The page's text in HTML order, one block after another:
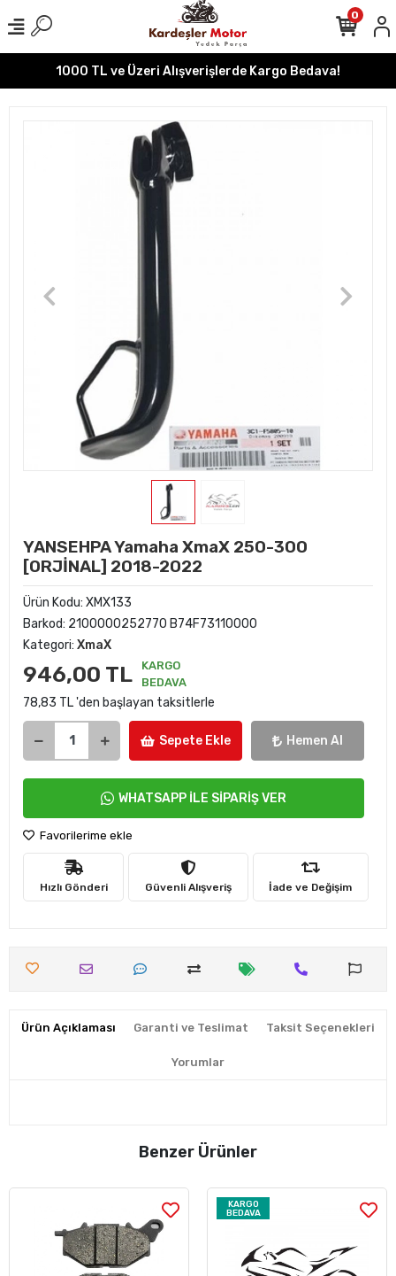
1000 TL ve Üzeri Alışverişlerde Kargo Bedava!
0
YANSEHPA Yamaha XmaX 250-300
[ORJİNAL] 2018-2022
Ürün Kodu: XMX133
Barkod: 2100000252770 B74F73110000
Kategori: XmaX
946,00 TL
KARGO
BEDAVA
78,83 TL 'den başlayan taksitlerle
Sepete Ekle Hemen Al
WHATSAPP İLE SİPARİŞ VER
Favorilerime ekle
Hızlı Gönderi Güvenli Alışveriş İade ve Değişim
Ürün Açıklaması Garanti ve Teslimat Taksit Seçenekleri
Yorumlar
Benzer Ürünler
KARGO
BEDAVA